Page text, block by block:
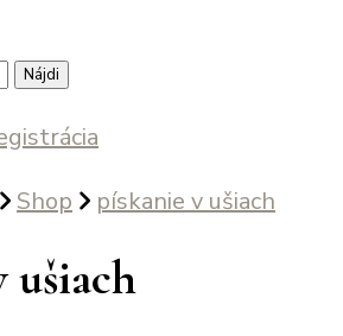
Shop pískanie v ušiach
ušiach